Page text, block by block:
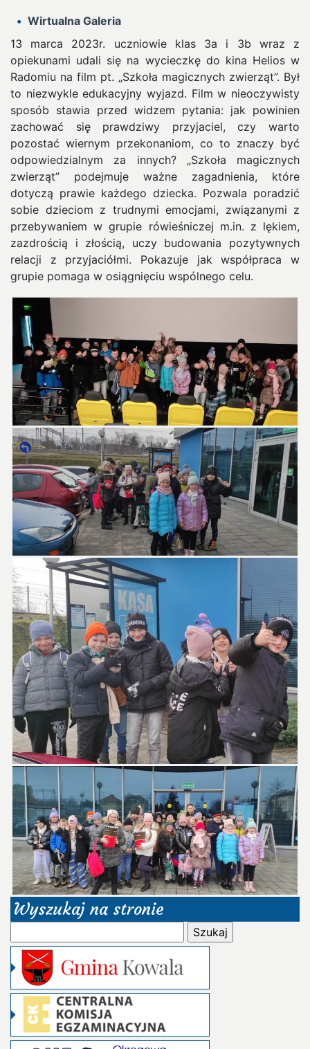
Wirtualna Galeria
13 marca 2023r. uczniowie klas 3a i 3b wraz z
opiekunami udali się na wycieczkę do kina Helios w
Radomiu na film pt. „Szkoła magicznych zwierząt”. Był
to niezwykle edukacyjny wyjazd. Film w nieoczywisty
sposób stawia przed widzem pytania: jak powinien
zachować się prawdziwy przyjaciel, czy warto
pozostać wiernym przekonaniom, co to znaczy być
odpowiedzialnym za innych? „Szkoła magicznych
zwierząt” podejmuje ważne zagadnienia, które
dotyczą prawie każdego dziecka. Pozwala poradzić
sobie dzieciom z trudnymi emocjami, związanymi z
przebywaniem w grupie rówieśniczej m.in. z lękiem,
zazdrością i złością, uczy budowania pozytywnych
relacji z przyjaciółmi. Pokazuje jak współpraca w
grupie pomaga w osiągnięciu wspólnego celu.
Wyszukaj na stronie